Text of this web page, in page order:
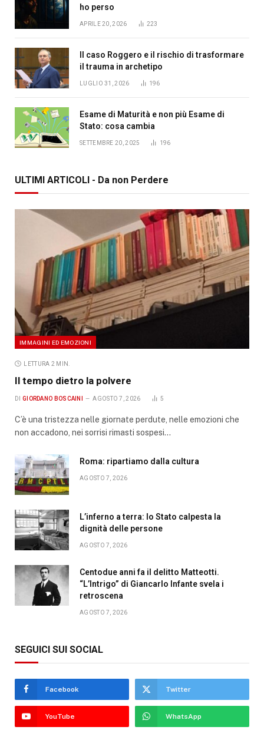
ho perso
APRILE 20, 2026 223
Il caso Roggero e il rischio di trasformare
il trauma in archetipo
LUGLIO 31, 2026 196
Esame di Maturità e non più Esame di
Stato: cosa cambia
SETTEMBRE 20, 2025 196
ULTIMI ARTICOLI - Da non Perdere
IMMAGINI ED EMOZIONI
LETTURA 2 MIN.
Il tempo dietro la polvere
DI GIORDANO BOSCAINI AGOSTO 7, 2026 5
C’è una tristezza nelle giornate perdute, nelle emozioni che
non accadono, nei sorrisi rimasti sospesi…
Roma: ripartiamo dalla cultura
AGOSTO 7, 2026
L’inferno a terra: lo Stato calpesta la
dignità delle persone
AGOSTO 7, 2026
Centodue anni fa il delitto Matteotti.
“L’Intrigo” di Giancarlo Infante svela i
retroscena
AGOSTO 7, 2026
SEGUICI SUI SOCIAL
Facebook Twitter
YouTube WhatsApp